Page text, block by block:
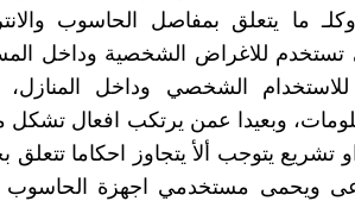
وكلـ ما يتعلق بمفاصل الحاسوب
تستخدم للاغراض الشخصية وداخل
الشخصي وداخل
وبعيدا عمن يرتكب افعال تشكل
يتوجب ألأ يتجاوز احكاما تتعلق
ويحمى مستخدمي اجهزة الحاسوب